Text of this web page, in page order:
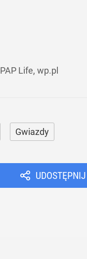
PAP Life, wp.pl
Gwiazdy
UDOSTĘPNIJ